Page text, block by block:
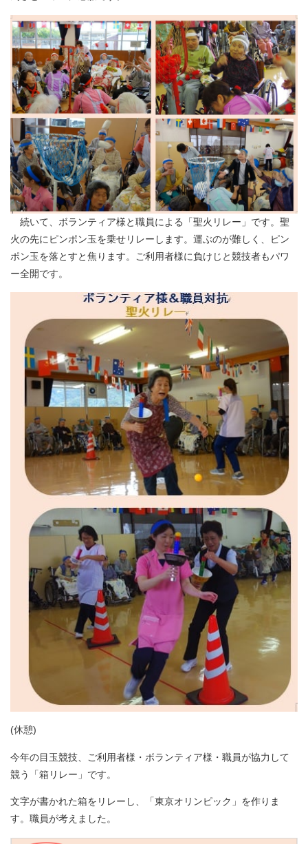
続いて、ボランティア様と職員による「聖火リレー」です。聖
火の先にピンポン玉を乗せリレーします。運ぶのが難しく、ピン
ポン玉を落とすと焦ります。ご利用者様に負けじと競技者もパワ
ー全開です。
(休憩)
今年の目玉競技、ご利用者様・ボランティア様・職員が協力して
競う「箱リレー」です。
文字が書かれた箱をリレーし、「東京オリンピック」を作りま
す。職員が考えました。